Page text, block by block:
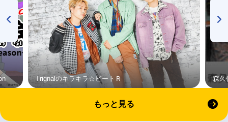
Trignalのキラキラ☆ビートＲ 森久
もっと見る